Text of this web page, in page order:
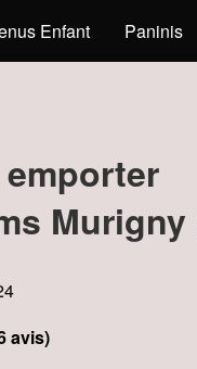
Enfant Paninis
Murigny
avis)